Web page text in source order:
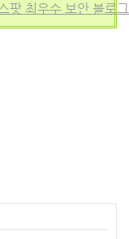
팟 최우수 보안 블로